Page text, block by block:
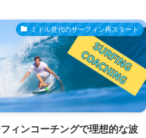
ミドル世代のサーフィン再スタート
ィンコーチングで理想的な波